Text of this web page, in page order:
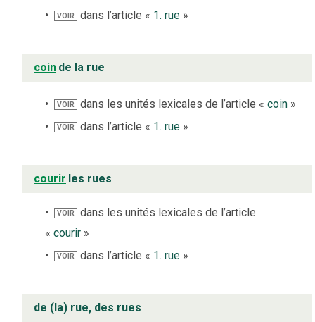
VOIR dans l’article « 1. rue »
coin de la rue
VOIR dans les unités lexicales de l’article «coin »
VOIR dans l’article « 1. rue »
courir les rues
VOIR
dans les unités lexicales de l’article
« courir »
VOIR dans l’article « 1. rue »
de (la) rue, des rues